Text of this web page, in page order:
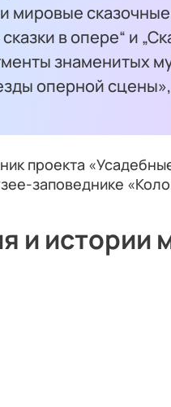
мировые
в опере“ и
знаменитых
оперной
проекта
заповеднике
и истории